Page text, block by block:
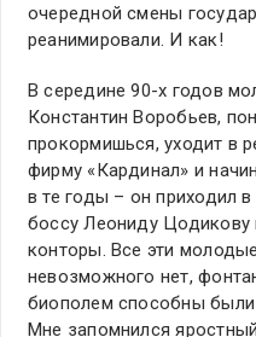
очередной смены
реанимировали. И как!
В середине 90-х годов
Константин Воробьев,
прокормишься, уходит в
фирму «Кардинал» и
в те годы – он приходил
боссу Леониду
конторы. Все эти
невозможного нет,
биополем способны были
Мне запомнился